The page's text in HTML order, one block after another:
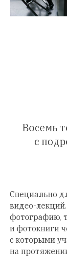
Восемь
с
Специально
видео-
фотографию,
и фотокниги
с которыми
на